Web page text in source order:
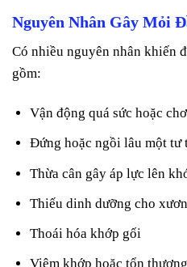
Nguyên Nhân Gây Mỏi
Có nhiều nguyên nhân khiến
gồm:
Vận động quá sức hoặc
Đứng hoặc ngồi lâu một tư
Thừa cân gây áp lực lên
Thiếu dinh dưỡng cho
Thoái hóa khớp gối
Viêm khớp hoặc tổn